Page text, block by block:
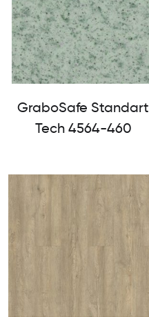
GraboSafe Standart
Tech 4564-460